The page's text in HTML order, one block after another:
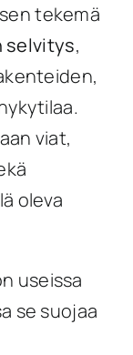
tekemä
selvitys,
viat,
oleva
useissa
se suojaa